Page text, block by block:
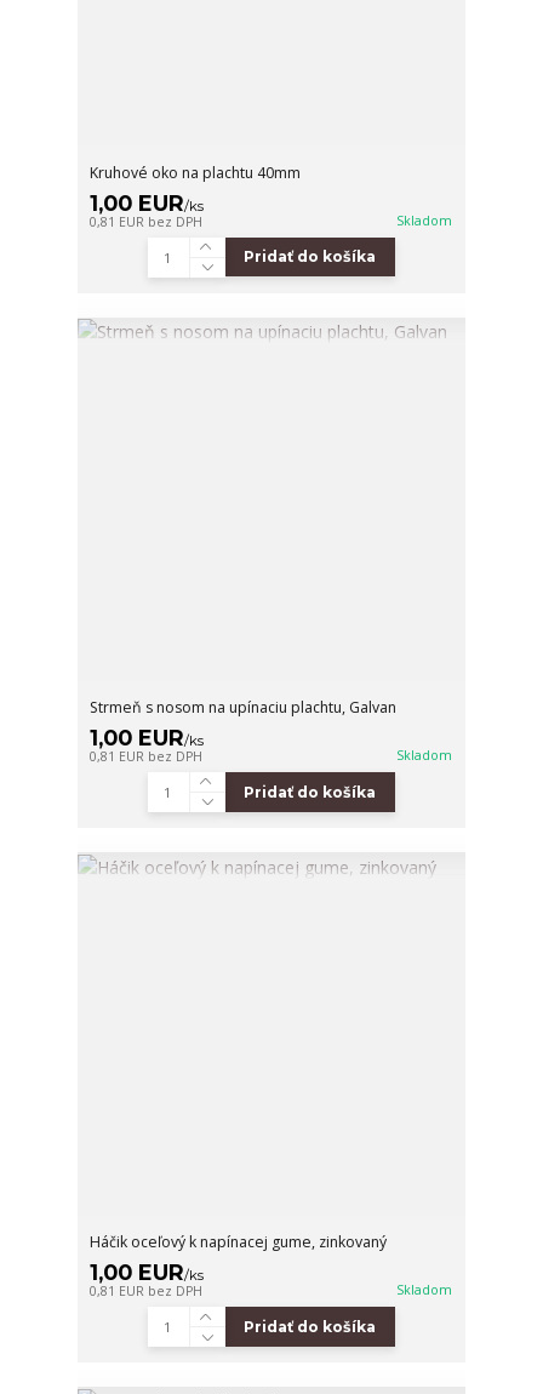
Kruhové oko na plachtu 40mm
1,00 EUR/ks
0,81 EUR bez DPH Skladom
Pridať do košíka
Strmeň s nosom na upínaciu plachtu, Galvan
1,00 EUR/ks
0,81 EUR bez DPH Skladom
Pridať do košíka
Háčik oceľový k napínacej gume, zinkovaný
1,00 EUR/ks
0,81 EUR bez DPH Skladom
Pridať do košíka